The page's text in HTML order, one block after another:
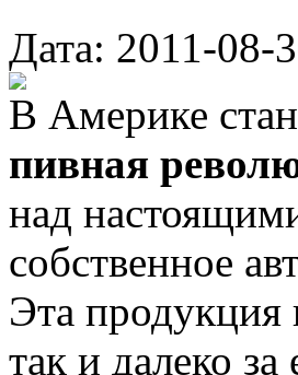
Дата: 2011-08-
В Америке
пивная
над
собственное
Эта
так и далеко